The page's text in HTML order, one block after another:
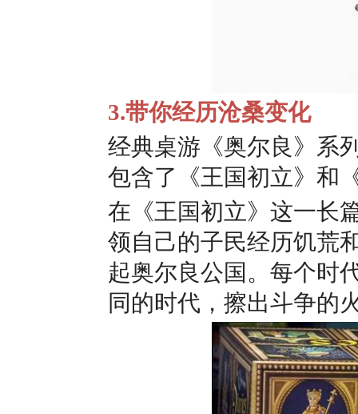
3.带你经历沧桑变化
经典桌游《奥尔良》系
包含了《王国初立》和
在《王国初立》这一长
领自己的子民经历饥荒
起奥尔良公国。每个时
同的时代，擦出斗争的